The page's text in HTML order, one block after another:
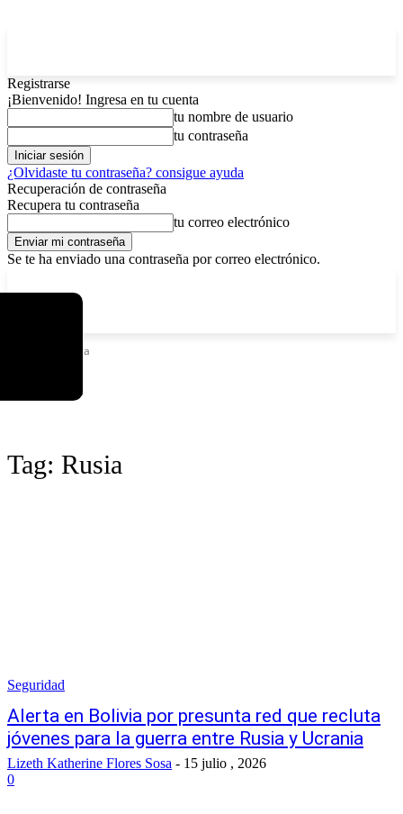
Registrarse
¡Bienvenido! Ingresa en tu cuenta
tu nombre de usuario
tu contraseña
¿Olvidaste tu contraseña? consigue ayuda
Recuperación de contraseña
Recupera tu contraseña
tu correo electrónico
Se te ha enviado una contraseña por correo electrónico.
Rusia
Tag: Rusia
Seguridad
Alerta en Bolivia por presunta red que recluta
jóvenes para la guerra entre Rusia y Ucrania
Lizeth Katherine Flores Sosa - 15 julio , 2026
0